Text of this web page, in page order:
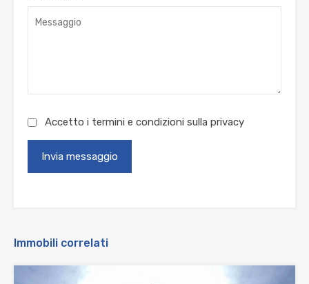
Accetto i termini e condizioni sulla privacy
Immobili correlati